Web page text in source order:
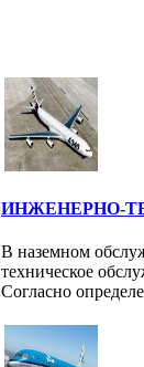
ИНЖЕНЕРНО-
В наземном
техническое
Согласно